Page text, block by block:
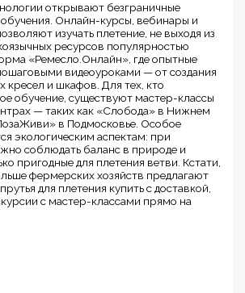
открывают безграничные
Онлайн-курсы, вебинары и
изучать плетение, не выходя из
ресурсов популярностью
«Ремесло.Онлайн», где опытные
видеоуроками — от создания
кресел и шкафов. Для тех, кто
обучение, существуют мастер-классы
— таких как «Слобода» в Нижнем
в Подмосковье. Особое
экологическим аспектам: при
соблюдать баланс в природе и
пригодные для плетения ветви. Кстати,
фермерских хозяйств предлагают
для плетения купить с доставкой,
с мастер-классами прямо на